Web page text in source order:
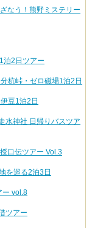
なう！熊野ミステリー
2日ツアー
峠・ゼロ磁場1泊2日
豆1泊2日
水神社 日帰りバスツア
口伝ツアー Vol.3
を巡る2泊3日
ー vol.8
ツアー